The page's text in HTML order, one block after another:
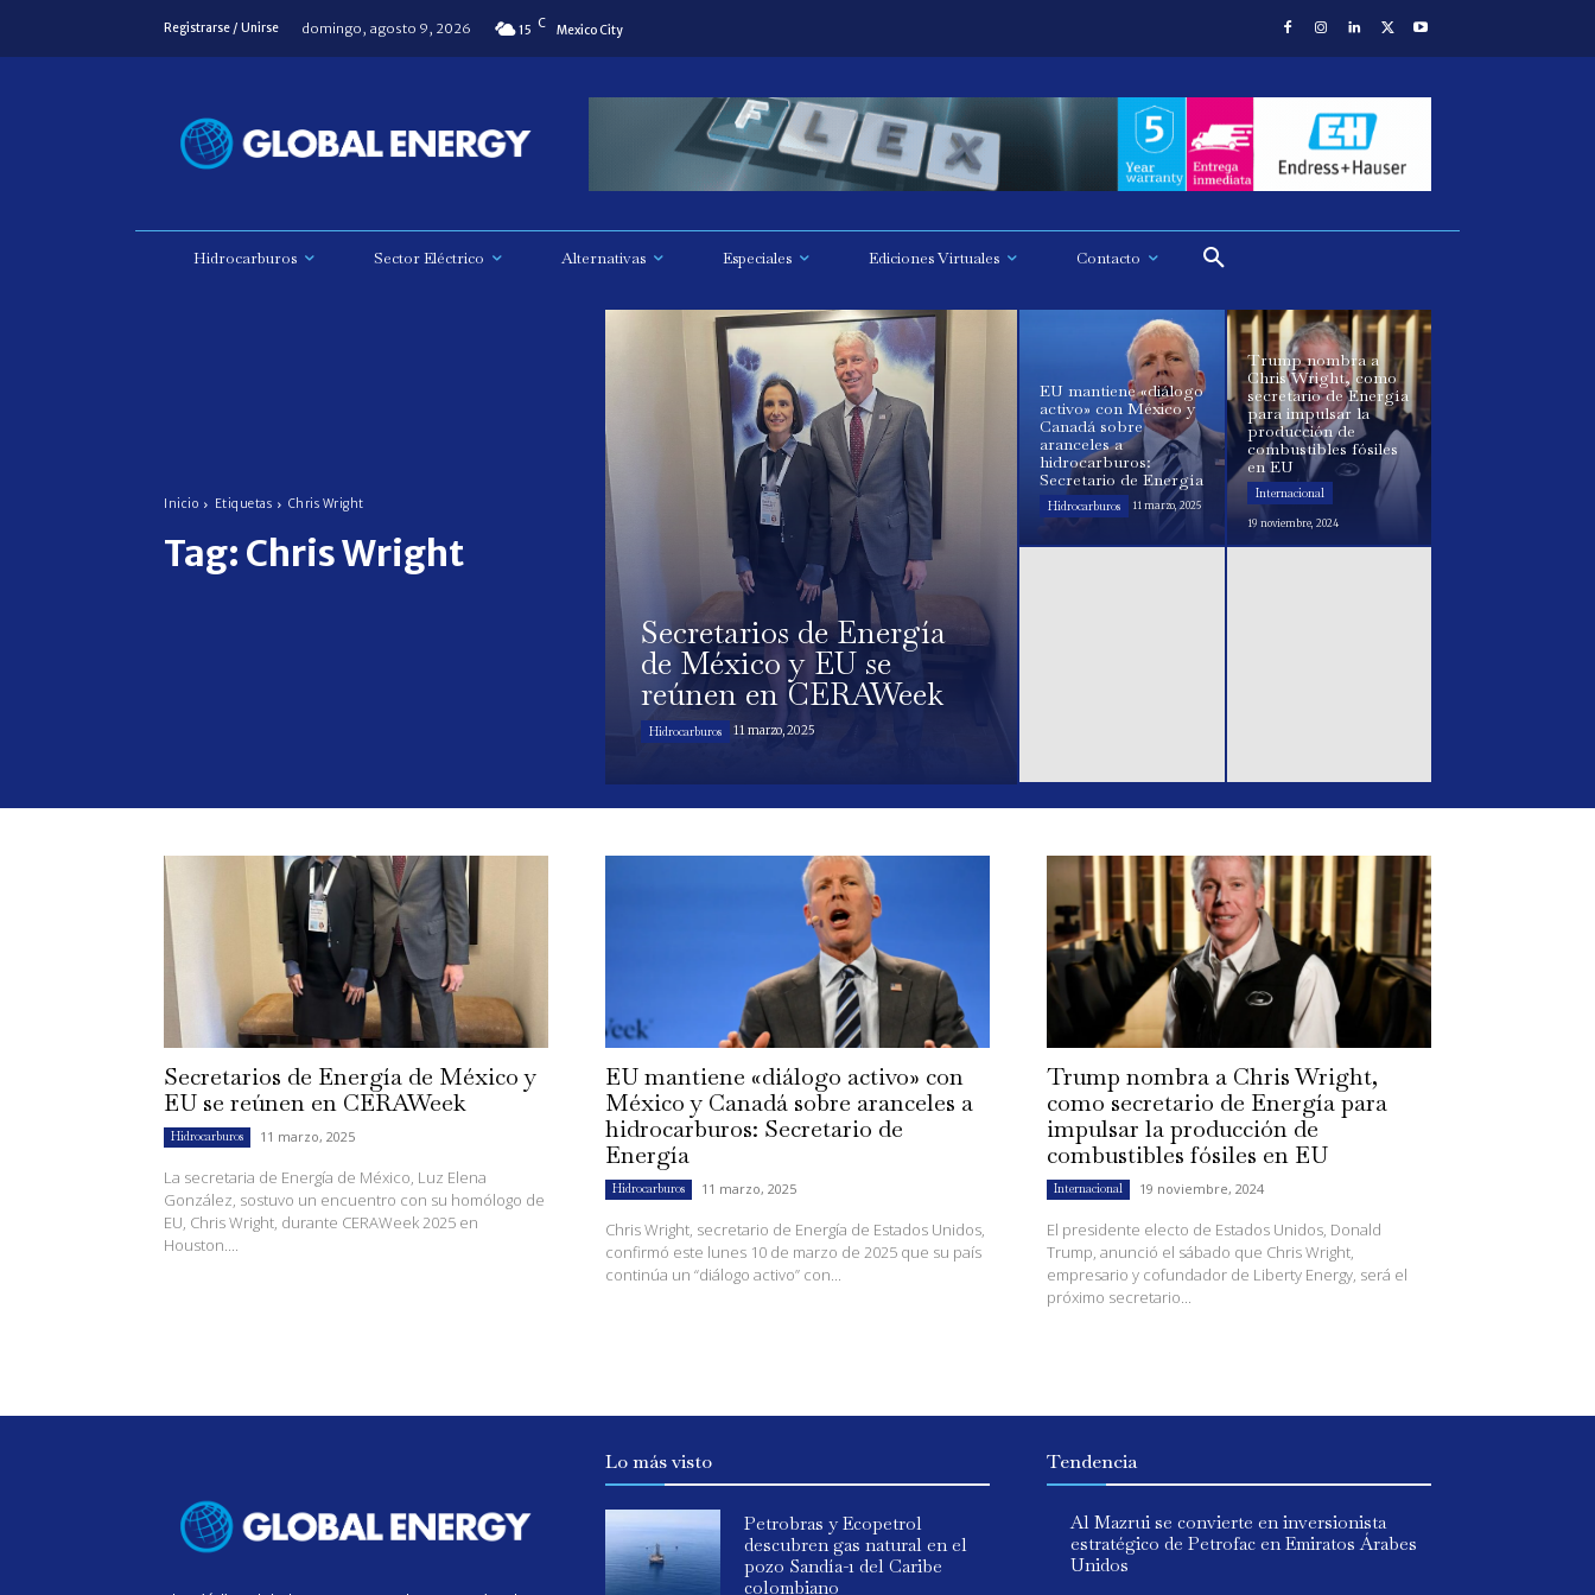
Registrarse / Unirse domingo, agosto 9, 2026 15 C Mexico City
Hidrocarburos Sector Eléctrico Alternativas Especiales Ediciones Virtuales Contacto
Inicio Etiquetas Chris Wright
Tag: Chris Wright
Secretarios de Energía
de México y EU se
reúnen en CERAWeek
Hidrocarburos 11 marzo, 2025
EU mantiene «diálogo
activo» con México y
Canadá sobre
aranceles a
hidrocarburos:
Secretario de Energía
Hidrocarburos 11 marzo, 2025
Trump nombra a
Chris Wright, como
secretario de Energía
para impulsar la
producción de
combustibles fósiles
en EU
Internacional
19 noviembre, 2024
Secretarios de Energía de México y
EU se reúnen en CERAWeek
Hidrocarburos 11 marzo, 2025
La secretaria de Energía de México, Luz Elena
González, sostuvo un encuentro con su homólogo de
EU, Chris Wright, durante CERAWeek 2025 en
Houston....
EU mantiene «diálogo activo» con
México y Canadá sobre aranceles a
hidrocarburos: Secretario de
Energía
Hidrocarburos 11 marzo, 2025
Chris Wright, secretario de Energía de Estados Unidos,
confirmó este lunes 10 de marzo de 2025 que su país
continúa un “diálogo activo” con...
Trump nombra a Chris Wright,
como secretario de Energía para
impulsar la producción de
combustibles fósiles en EU
Internacional 19 noviembre, 2024
El presidente electo de Estados Unidos, Donald
Trump, anunció el sábado que Chris Wright,
empresario y cofundador de Liberty Energy, será el
próximo secretario...
Lo más visto
Petrobras y Ecopetrol
descubren gas natural en el
pozo Sandía-1 del Caribe
colombiano
Tendencia
Al Mazrui se convierte en inversionista
estratégico de Petrofac en Emiratos Árabes
Unidos